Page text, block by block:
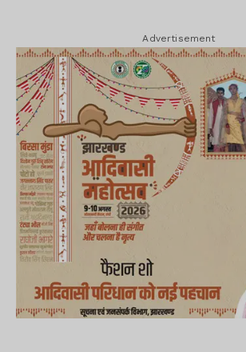
Advertisement